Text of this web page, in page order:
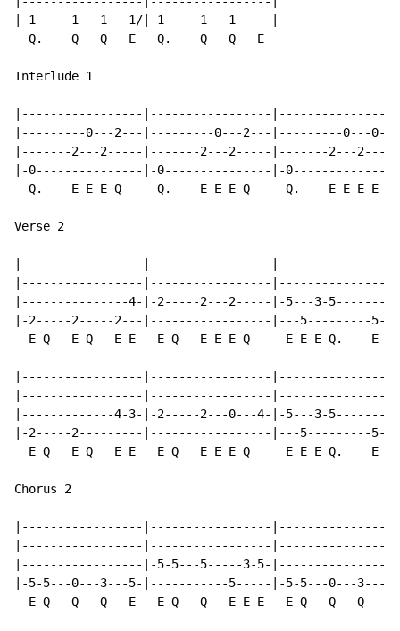
|-1-----1---1---1/|-1-----1---1-----|
  Q.    Q   Q   E   Q.    Q   Q   E
Interlude 1
|-----------------|-----------------
|---------0---2---|---------0---2---|---------0---0-
|-------2---2-----|-------2---2-----|-------2---
|-0---------------|-0---------------|-
Q.    E E E Q     Q.    E E E Q     Q.    E E E E E
Verse 2
|-----------------|-----------------
|-----------------|-----------------
|---------------4-|-2-----2---2-----|-5---3-5-------
|-2-----2-----2---|-----------------|---5---------
E Q   E Q   E E   E Q   E E E Q     E E E Q.    E E
|-----------------|-----------------
|-----------------|-----------------
|-------------4-3-|-2-----2---0---4-|-5---3-5-------
|-2-----2---------|-----------------|---5---------
E Q   E Q   E E   E Q   E E E Q     E E E Q.    E E
Chorus 2
|-----------------|-----------------
|-----------------|-----------------
|-----------------|-5-5---5-----3-5-
|-5-5---0---3---5-|-----------5-----|-5-5---0---3---
E Q   Q   Q   E   E Q   Q   E E E   E Q   Q   Q   E